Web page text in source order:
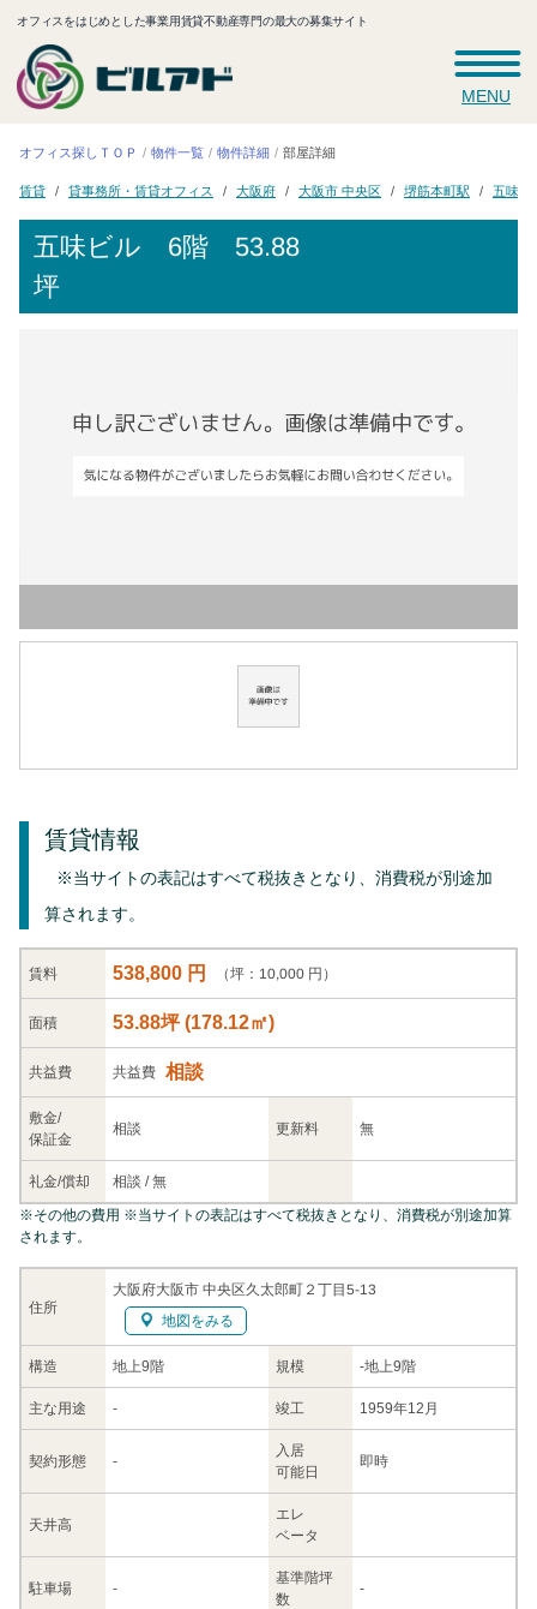
オフィスをはじめとした事業用賃貸不動産専門の最大の募集サイト
MENU
オフィス探しＴＯＰ 物件一覧 物件詳細 部屋詳細
賃貸 貸事務所・賃貸オフィス 大阪府 大阪市 中央区 堺筋本町駅 五味ビ
五味ビル 6階 53.88
坪
賃貸情報
※当サイトの表記はすべて税抜きとなり、消費税が別途加
算されます。
賃料 538,800 円 （坪：10,000 円）
面積 53.88坪(178.12㎡)
共益費 共益費 相談
敷金/
保証金
相談 更新料 無
礼金/償却 相談 /無
住所
大阪府大阪市 中央区久太郎町２丁目5-13
地図をみる
構造 地上9階 規模 -地上9階
主な用途 - 竣工 1959年12月
契約形態 -
入居
可能日
即時
天井高
エレ
ベータ
駐車場 -
基準階坪
数
-
※その他の費用 ※当サイトの表記はすべて税抜きとなり、消費税が別途加算
されます。